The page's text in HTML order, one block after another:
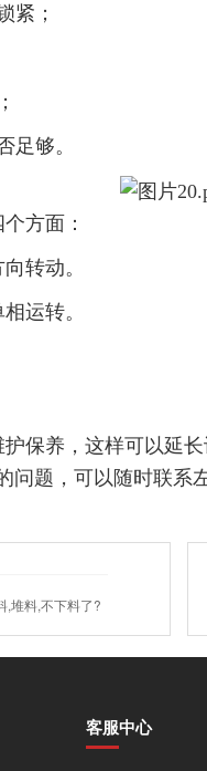
；
。
面：
。
转。
养，这样可以延长
题，可以随时联系左
,堆料,不下料了?
客服中心